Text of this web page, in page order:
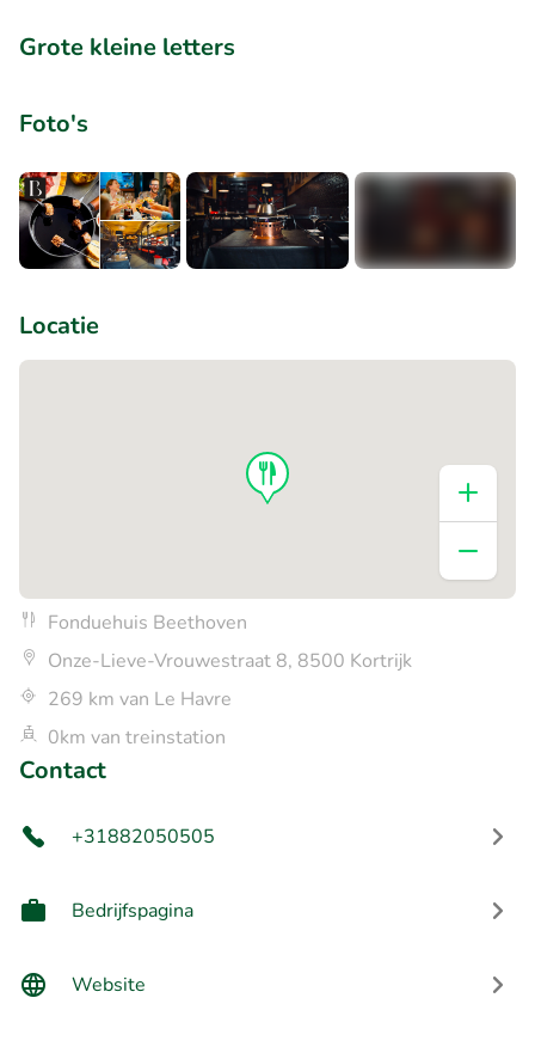
Grote kleine letters
Foto's
Locatie
Fonduehuis Beethoven
Onze-Lieve-Vrouwestraat 8, 8500 Kortrijk
269 km van Le Havre
0km van treinstation
Contact
+31882050505
Bedrijfspagina
Website